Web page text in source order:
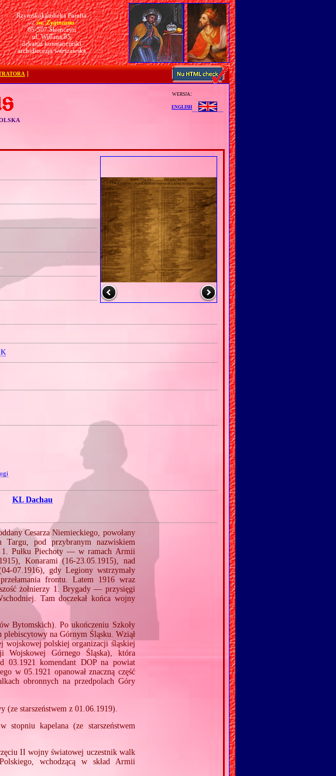
Rzymskokatolicka Parafia
pw.św. Zygmunta
05-507 Słomczyn
ul. Wiślana 85
dekanat konstanciński
archidiecezja warszawska
wersja:
english
KL Dachau
Cesarza Niemieckiego, powołany
pod przybranym nazwiskiem
Pułku Piechoty — w ramach Armii
Konarami (16‐23.05.1915), nad
gdy Legiony wstrzymały
frontu. Latem 1916 wraz
żołnierzy 1. Brygady — przysięgi
Tam doczekał końca wojny
Bytomskich). Po ukończeniu Szkoły
plebiscytowy na Górnym Śląsku. Wziął
wojskowej polskiej organizacji śląskiej
Wojskowej Górnego Śląska), która
03.1921 komendant DOP na powiat
w 05.1921 opanował znaczną część
obronnych na przedpolach Góry
starszeństwem z 01.06.1919).
kapelana (ze starszeństwem
II wojny światowej uczestnik walk
wchodzącą w skład Armii